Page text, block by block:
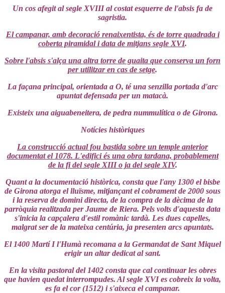
Un cos afegit al segle XVIII al costat esquerre de l'absis fa de
sagristia.
El campanar, amb decoració renaixentista, és de torre quadrada i
coberta piramidal i data de mitjans segle XVI.
Sobre l'absis s'alça una altra torre de guaita que conserva un forn
per utilitzar en cas de setge.
La façana principal, orientada a O, té una senzilla portada d'arc
apuntat defensada per un matacà.
Existeix una aiguabeneitera, de pedra nummulítica o de Girona.
Notícies històriques
La construcció actual fou bastida sobre un temple anterior
documentat el 1078. L'edifici és una obra tardana, probablement
de la fi del segle XIII o ja del segle XIV.
Quant a la documentació històrica, consta que l'any 1300 el bisbe
de Girona atorga el lluïsme, mitjançant el cobrament de 2000 sous
i la reserva de domini directa, de la compra de la dècima de la
parròquia realitzada per Jaume de Riera. Pels volts d'aquesta data
s'inicia la capçalera d'estil romànic tardà. Les dues capelles,
malgrat ser de la mateixa centúria, ja presenten arcs apuntats.
El 1400 Martí I l'Humà recomana a la Germandat de Sant Miquel
erigir un altar dedicat al sant.
En la visita pastoral del 1402 consta que cal continuar les obres
que havien quedat interrompudes. Al segle XVI es cobreix la volta,
es fa el cor (1512) i s'aixeca el campanar.